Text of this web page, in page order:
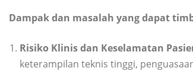
Dampak dan masalah yang dapat
Risiko Klinis dan Keselamatan
keterampilan teknis tinggi,